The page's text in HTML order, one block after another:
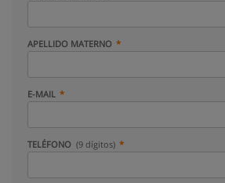
APELLIDO MATERNO
E-MAIL
TELÉFONO (9 dígitos)